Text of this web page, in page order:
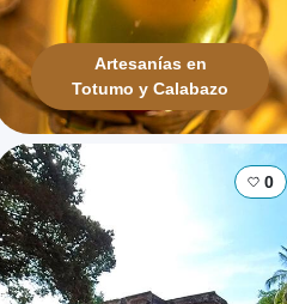
Artesanías en
Totumo y Calabazo
0